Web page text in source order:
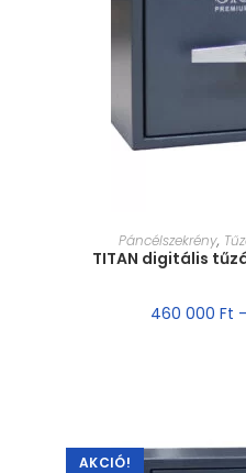
MÉRET
Páncélszekrény,
TITAN digitális
460 000 Ft –
AKCIÓ!